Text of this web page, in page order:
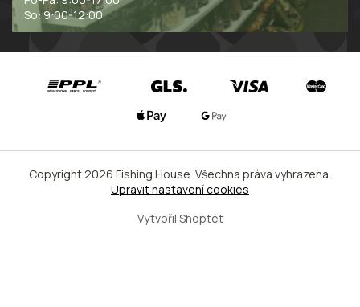
So: 9:00-12:00
Vytvořil Shoptet
Copyright 2026 Fishing House. Všechna práva vyhrazena.
Upravit nastavení cookies